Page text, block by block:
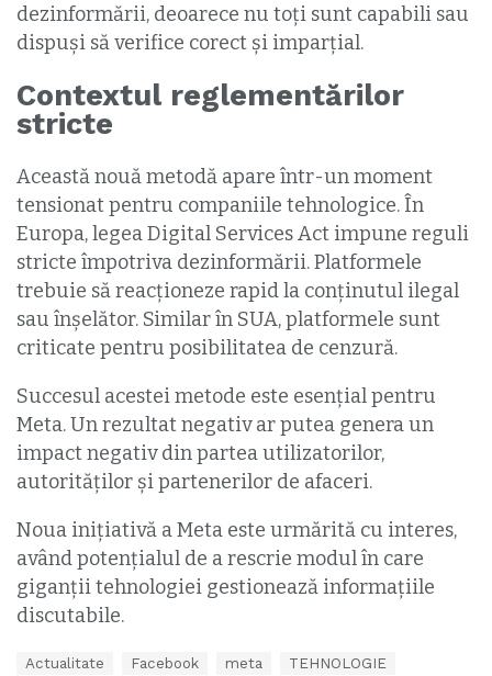
dezinformării, deoarece nu toți sunt capabili sau
dispuși să verifice corect și imparțial.
Contextul reglementărilor
stricte
Această nouă metodă apare într-un moment
tensionat pentru companiile tehnologice. În
Europa, legea Digital Services Act impune reguli
stricte împotriva dezinformării. Platformele
trebuie să reacționeze rapid la conținutul ilegal
sau înșelător. Similar în SUA, platformele sunt
criticate pentru posibilitatea de cenzură.
Succesul acestei metode este esențial pentru
Meta. Un rezultat negativ ar putea genera un
impact negativ din partea utilizatorilor,
autorităților și partenerilor de afaceri.
Noua inițiativă a Meta este urmărită cu interes,
având potențialul de a rescrie modul în care
giganții tehnologiei gestionează informațiile
discutabile.
Actualitate Facebook meta TEHNOLOGIE